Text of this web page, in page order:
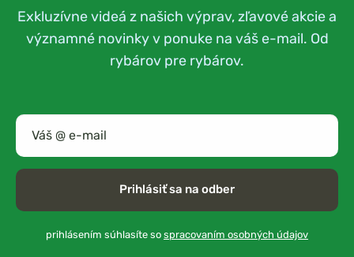
Exkluzívne videá z našich výprav, zľavové akcie a
významné novinky v ponuke na váš e-mail. Od
rybárov pre rybárov.
Prihlásiť sa na odber
prihlásením súhlasíte so spracovaním osobných údajov